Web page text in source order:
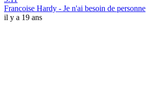
Francoise Hardy - Je n'ai besoin de personne
il y a 19 ans